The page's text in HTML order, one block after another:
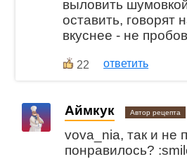
выловить
оставить, говорят
вкуснее - не
22 ответить
Аймкук Автор рецепта
vova_nia, так и не
понравилось?